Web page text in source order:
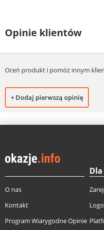
Opinie klientów
Oceń produkt i pomóż innym
+ Dodaj pierwszą opinię
O nas
Kontakt
Program Wiarygodne Opinie